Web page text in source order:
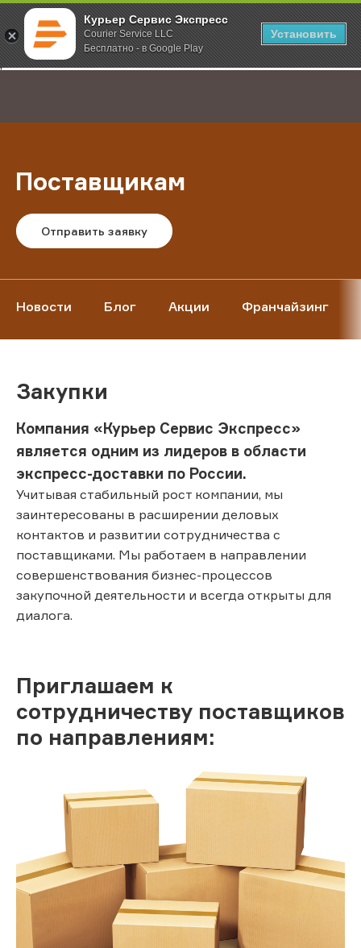
Курьер Сервис Экспресс
Courier Service LLC
Бесплатно - в Google Play
Установить
;
Главная О компании Поставщикам
Поставщикам
Отправить заявку
Новости Блог Акции Франчайзинг
Закупки
Компания «Курьер Сервис Экспресс»
является одним из лидеров в области
экспресс-доставки по России.
Учитывая стабильный рост компании, мы
заинтересованы в расширении деловых
контактов и развитии сотрудничества с
поставщиками. Мы работаем в направлении
совершенствования бизнес-процессов
закупочной деятельности и всегда открыты для
диалога.
Приглашаем к
сотрудничеству поставщиков
по направлениям: